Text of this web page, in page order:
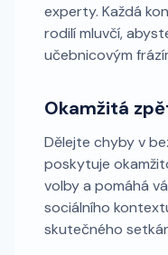
experty. Každá
rodilí mluvčí,
učebnicovým
Okamžitá
Dělejte chyby v
poskytuje
volby a pomáhá
sociálního
skutečného